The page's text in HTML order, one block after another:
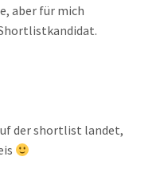
aber für mich
der shortlist landet,